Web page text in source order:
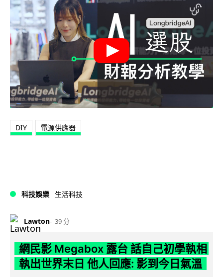
DIY 電源供應器
科技娛樂 生活科技
Lawton 39 分
網民影 Megabox 露台 話自己初學執相
執出世界末日 他人回應: 影到今日氣溫